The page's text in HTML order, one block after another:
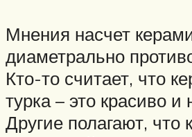
Мнения насчет
диаметрально
Кто-то считает, что
турка – это красиво и
Другие полагают, что